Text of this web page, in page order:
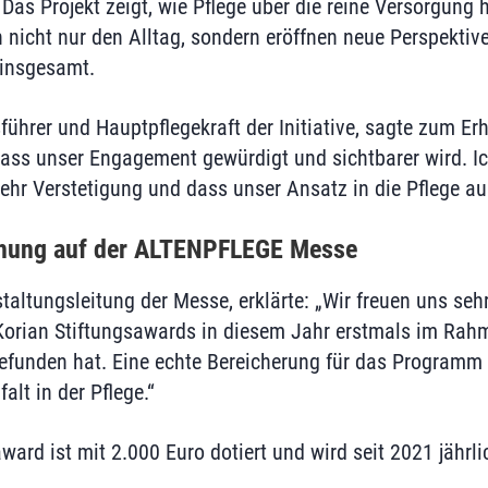
Projekt zeigt, wie Pflege über die reine Versorgung
nicht nur den Alltag, sondern eröffnen neue
und Hauptpflegekraft der Initiative, sagte zum
unser Engagement gewürdigt und sichtbarer wird.
Verstetigung und dass unser Ansatz in die Pflege
auf der ALTENPFLEGE Messe
der Messe, erklärte: „Wir freuen uns
Stiftungsawards in diesem Jahr erstmals im
hat. Eine echte Bereicherung für das
in der Pflege.“
ist mit 2.000 Euro dotiert und wird seit 2021